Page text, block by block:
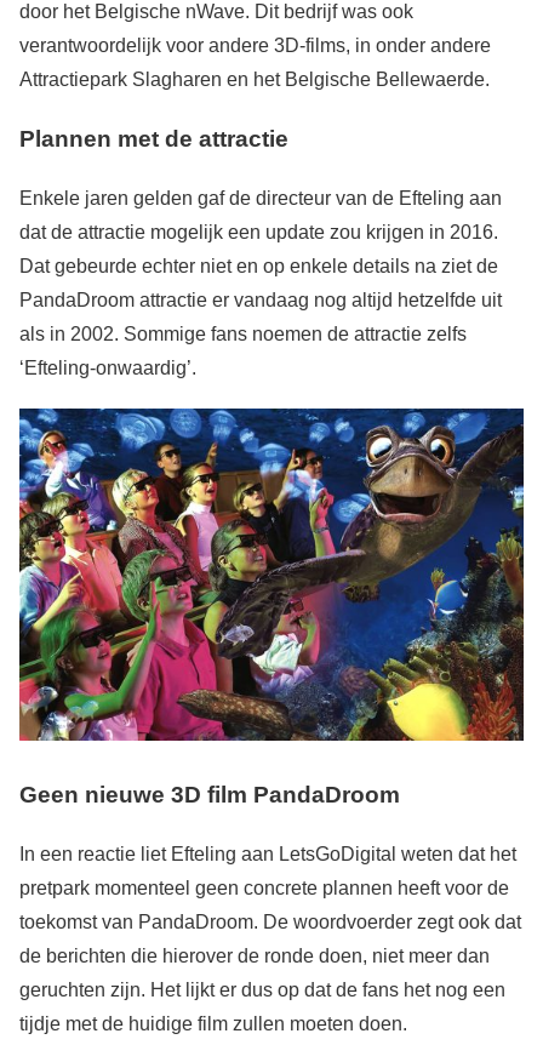
door het Belgische nWave. Dit bedrijf was ook
verantwoordelijk voor andere 3D-films, in onder andere
Attractiepark Slagharen en het Belgische Bellewaerde.
Plannen met de attractie
Enkele jaren gelden gaf de directeur van de Efteling aan
dat de attractie mogelijk een update zou krijgen in 2016.
Dat gebeurde echter niet en op enkele details na ziet de
PandaDroom attractie er vandaag nog altijd hetzelfde uit
als in 2002. Sommige fans noemen de attractie zelfs
‘Efteling-onwaardig’.
Geen nieuwe 3D film PandaDroom
In een reactie liet Efteling aan LetsGoDigital weten dat het
pretpark momenteel geen concrete plannen heeft voor de
toekomst van PandaDroom. De woordvoerder zegt ook dat
de berichten die hierover de ronde doen, niet meer dan
geruchten zijn. Het lijkt er dus op dat de fans het nog een
tijdje met de huidige film zullen moeten doen.